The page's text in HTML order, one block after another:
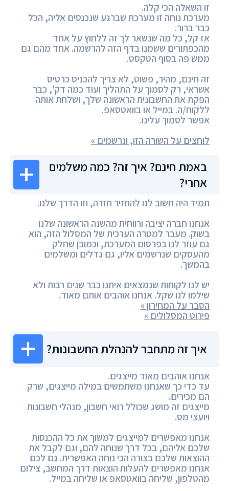
זו השאלה הכי קלה.
מערכת נוחה זו מערכת שברגע שנכנסים אליה, הכל
כבר ברור.
אז קל, כל מה שנשאר לך זה ללחוץ על אחד
מהכפתורים ששמנו בדף הזה להרשמה. אחד מהם גם
ממש פה בסוף הטקסט.
זה חינם, מהיר, פשוט, לא צריך להכניס כרטיס
אשראי, רק לסמוך על התהליך ועוד כמה דק', כבר
הפקת את החשבונית הראשונה שלך, ושלחת אותה
ללקוח/ה. במייל או בוואטסאפ.
אפשר לסמוך עלינו.
לוחצים על השורה הזו, ונרשמים »
באמת חינם? איך זה? כמה משלמים
אחרי?
תמיד היה חשוב לנו להחזיר חזרה, וזו הדרך שלנו.
אנחנו חברה יציבה ורווחית מהשנה הראשונה שלנו
בשוק. מעבר למטרה הערכית של המסלול הזה, הוא
גם עוזר לנו בפרסום המערכת, וכמובן שחלק
מהעסקים שנרשמים אליו, גם גדלים ומשלמים
בהמשך.
יש לנו לקוחות שנמצאים איתנו כבר שנים רבות ולא
שילמו לנו שקל. אנחנו אוהבים אותם מאוד.
הסבר על המחירון »
פירוט המסלולים »
איך זה מתחבר להנהלת החשבונות?
אנחנו אוהבים מאוד מייצגים.
עד כדי כך שאנחנו משתמשים במילה מייצגים, שרק
הם מכירים.
מייצגים זה מושג שכולל רואי חשבון, מנהלי חשבונות
ויועצי מס.
אנחנו מאפשרים למייצגים למשוך את כל ההכנסות
שלכם אליהם, בכל דרך שנוחה להם, וגם לקבל את
ההוצאות שלכם בצורה הכי נוחה האפשרית. גם לכם
אנחנו מאפשרים להעלות הוצאות דרך המחשב, צילום
מהטלפון, שליחה בוואטסאפ או שליחה במייל.